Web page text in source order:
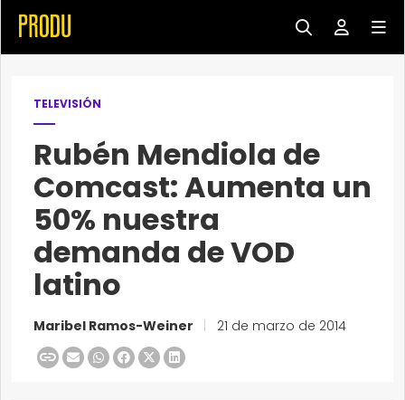
TELEVISIÓN
Rubén Mendiola de
Comcast: Aumenta un
50% nuestra
demanda de VOD
latino
Maribel Ramos-Weiner 21 de marzo de 2014